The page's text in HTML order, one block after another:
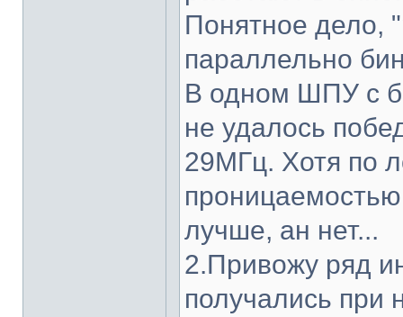
Понятное дело,
параллельно
В одном ШПУ с
не удалось
29МГц. Хотя по
лучше, ан нет...
2.Привожу ряд
получались при